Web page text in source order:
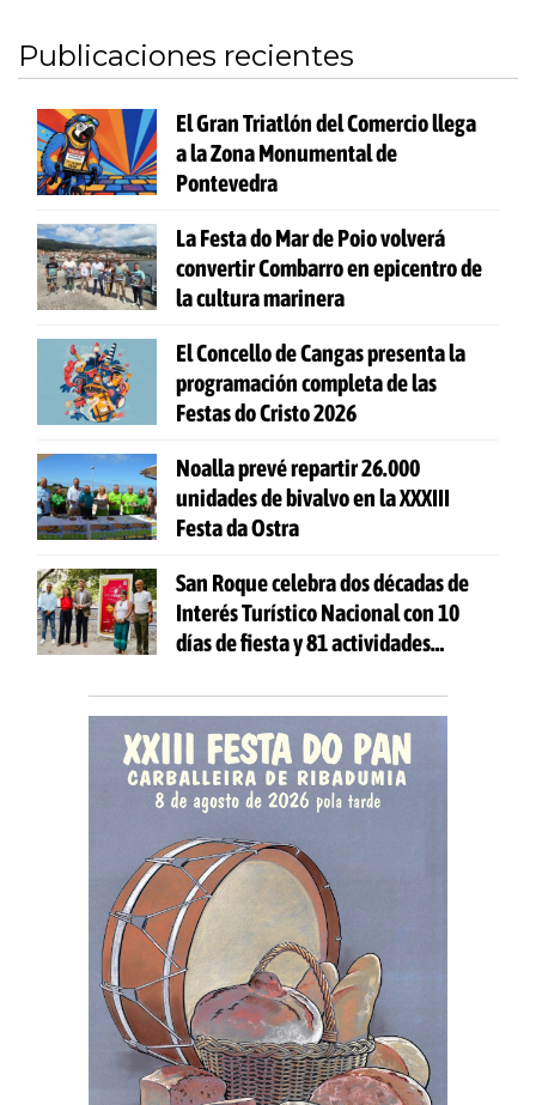
Publicaciones recientes
El Gran Triatlón del Comercio llega
a la Zona Monumental de
Pontevedra
La Festa do Mar de Poio volverá
convertir Combarro en epicentro de
la cultura marinera
El Concello de Cangas presenta la
programación completa de las
Festas do Cristo 2026
Noalla prevé repartir 26.000
unidades de bivalvo en la XXXIII
Festa da Ostra
San Roque celebra dos décadas de
Interés Turístico Nacional con 10
días de fiesta y 81 actividades